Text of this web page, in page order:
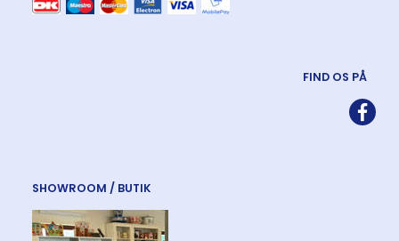
FIND OS PÅ
SHOWROOM / BUTIK